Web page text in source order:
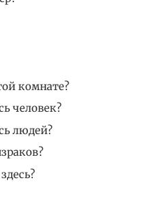
комнате?
человек?
людей?